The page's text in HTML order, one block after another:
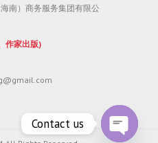
南）商务服务集团有限公
作家出版)
Contact us